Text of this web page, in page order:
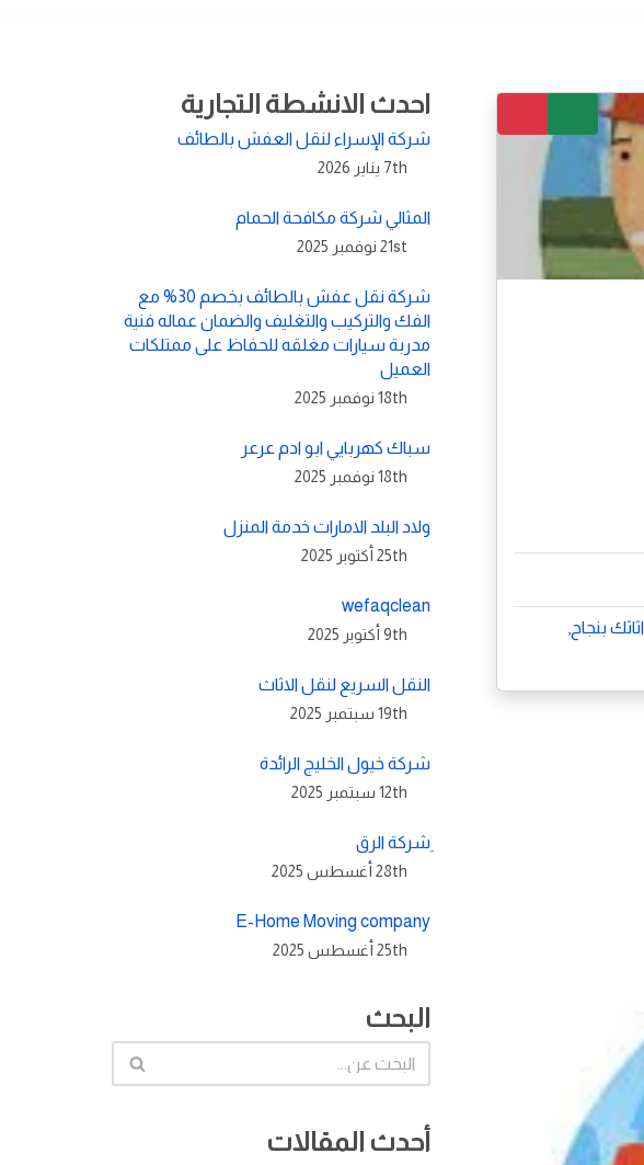
بنجاح,
احدث الانشطة التجارية
شركة الإسراء لنقل العفش بالطائف
7th يناير 2026
المثالي شركة مكافحة الحمام
21st نوفمبر 2025
شركة نقل عفش بالطائف بخصم 30% مع
الفك والتركيب والتغليف والضمان عماله فنية
مدربة سيارات مغلقه للحفاظ على ممتلكات
العميل
18th نوفمبر 2025
سباك كهربايي ابو ادم عرعر
18th نوفمبر 2025
ولاد البلد الامارات خدمة المنزل
25th أكتوبر 2025
wefaqclean
9th أكتوبر 2025
النقل السريع لنقل الاثاث
19th سبتمبر 2025
شركة خيول الخليج الرائدة
12th سبتمبر 2025
ِشركة الرق
28th أغسطس 2025
E-Home Moving company
25th أغسطس 2025
البحث
أحدث المقالات